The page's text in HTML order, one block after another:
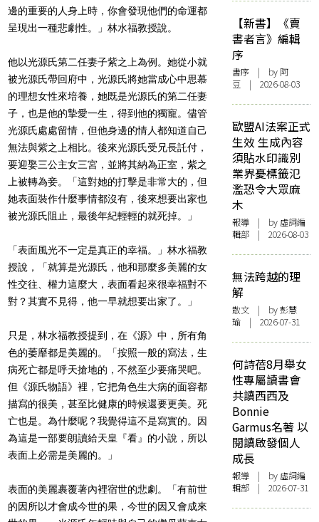
邊的重要的人身上時，你會發現他們的命運都
呈現出一種悲劇性。」林水福教授說。
他以光源氏第二任妻子紫之上為例。她從小就
被光源氏帶回府中，光源氏將她當成心中思慕
的理想女性來培養，她既是光源氏的第二任妻
子，也是他的摯愛一生，得到他的獨寵。儘管
光源氏處處留情，但他身邊的情人都知道自己
無法與紫之上相比。後來光源氏受兄長託付，
要迎娶三公主女三宮，並將其納為正室，紫之
上被轉為妾。「這對她的打擊是非常大的，但
她表面裝作什麼事情都沒有，後來想要出家也
被光源氏阻止，最後年紀輕輕的就死掉。」
「表面風光不一定是真正的幸福。」林水福教
授說，「就算是光源氏，他和那麼多美麗的女
性交往、權力這麼大，表面看起來很幸福對不
對？其實不見得，他一早就想要出家了。」
只是，林水福教授提到，在《源》中，所有角
色的萎靡都是美麗的。「按照一般的寫法，生
病死亡都是呼天搶地的，不然至少要痛哭吧。
但《源氏物語》裡，它把角色生大病的面容都
描寫的很美，甚至比健康的時候還要更美。死
亡也是。為什麼呢？我覺得這不是寫實的。因
為這是一部要朗讀給天皇『看』的小說，所以
表面上必需是美麗的。」
表面的美麗裹覆著內裡宿世的悲劇。「有前世
的因所以才會成今世的果，今世的因又會成來
【新書】《賣
書者言》編輯
序
書序 | by 阿
豆 | 2026-08-03
歐盟AI法案正式
生效 生成內容
須貼水印識別
業界憂標籤氾
濫恐令大眾麻
木
報導 | by 虛詞編
輯部 | 2026-08-03
無法跨越的理
解
散文 | by 彭慧
瑜 | 2026-07-31
何詩蓓8月舉女
性專屬讀書會
共讀西西及
Bonnie
Garmus名著 以
閱讀啟發個人
成長
報導 | by 虛詞編
輯部 | 2026-07-31